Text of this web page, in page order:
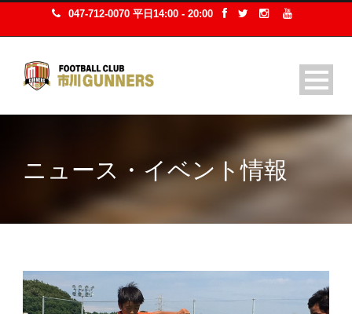
047-712-0070 平日14:00 - 20:00
ニュース・イベント情報